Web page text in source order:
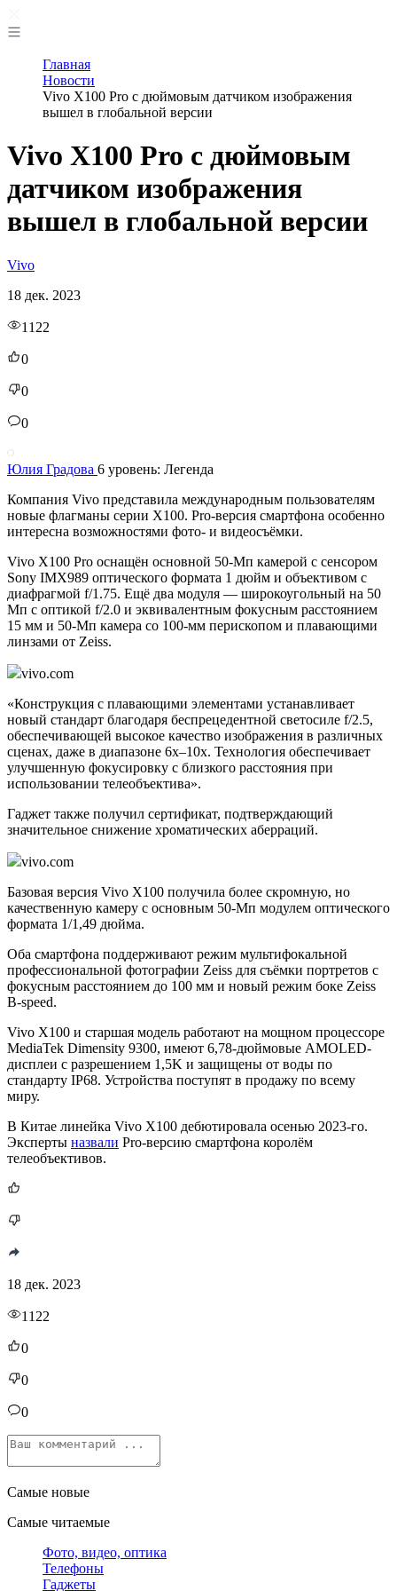
Главная
Новости
Vivo X100 Pro с дюймовым датчиком изображения
вышел в глобальной версии
Vivo X100 Pro с дюймовым
датчиком изображения
вышел в глобальной версии
Vivo
18 дек. 2023
1122
0
0
0
Юлия Градова 6 уровень: Легенда
Компания Vivo представила международным пользователям
новые флагманы серии X100. Pro-версия смартфона особенно
интересна возможностями фото- и видеосъёмки.
Vivo X100 Pro оснащён основной 50-Мп камерой с сенсором
Sony IMX989 оптического формата 1 дюйм и объективом с
диафрагмой f/1.75. Ещё два модуля — широкоугольный на 50
Мп с оптикой f/2.0 и эквивалентным фокусным расстоянием
15 мм и 50-Мп камера со 100-мм перископом и плавающими
линзами от Zeiss.
vivo.com
«Конструкция с плавающими элементами устанавливает
новый стандарт благодаря беспрецедентной светосиле f/2.5,
обеспечивающей высокое качество изображения в различных
сценах, даже в диапазоне 6х–10х. Технология обеспечивает
улучшенную фокусировку с близкого расстояния при
использовании телеобъектива».
Гаджет также получил сертификат, подтверждающий
значительное снижение хроматических аберраций.
vivo.com
Базовая версия Vivo X100 получила более скромную, но
качественную камеру с основным 50-Мп модулем оптического
формата 1/1,49 дюйма.
Оба смартфона поддерживают режим мультифокальной
профессиональной фотографии Zeiss для съёмки портретов с
фокусным расстоянием до 100 мм и новый режим боке Zeiss
B-speed.
Vivo X100 и старшая модель работают на мощном процессоре
MediaTek Dimensity 9300, имеют 6,78-дюймовые AMOLED-
дисплеи с разрешением 1,5K и защищены от воды по
стандарту IP68. Устройства поступят в продажу по всему
миру.
В Китае линейка Vivo X100 дебютировала осенью 2023-го.
Эксперты назвали Pro-версию смартфона королём
телеобъективов.
18 дек. 2023
1122
0
0
0
Самые новые
Самые читаемые
Фото, видео, оптика
Телефоны
Гаджеты